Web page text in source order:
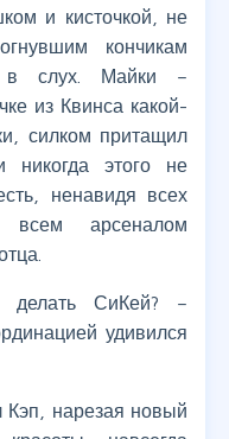
и кисточкой, не
кончикам
в слух. Майки –
из Квинса какой-
силком притащил
этого не
ненавидя всех
арсеналом
делать СиКей? –
удивился
нарезая новый